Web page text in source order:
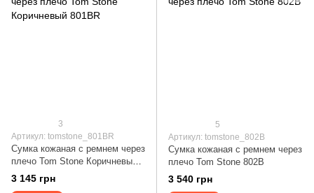
3
Артикул: tomstone_801BR
Сумка кожаная с ремнем через
плечо Tom Stone Коричневый
801BR
3 145 грн
5
Артикул: tomstone_802B
Сумка кожаная с ремнем через
плечо Tom Stone 802B
3 540 грн